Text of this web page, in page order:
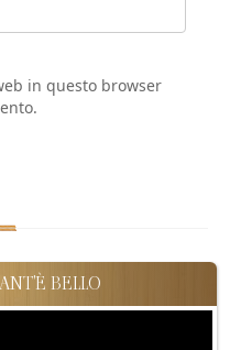
in questo browser
BELLO